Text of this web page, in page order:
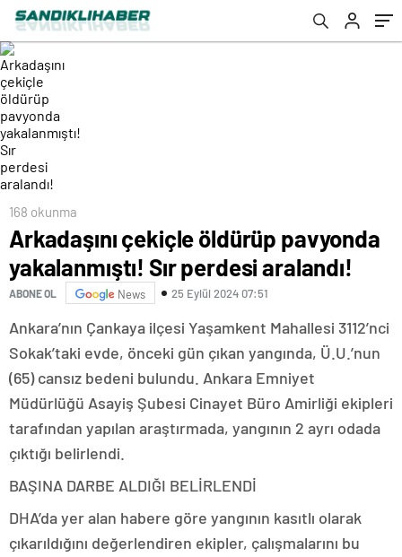
168 okunma
Arkadaşını çekiçle öldürüp pavyonda
yakalanmıştı! Sır perdesi aralandı!
ABONE OL News 25 Eylül 2024 07:51
Ankara’nın Çankaya ilçesi Yaşamkent Mahallesi 3112’nci
Sokak’taki evde, önceki gün çıkan yangında, Ü.U.’nun
(65) cansız bedeni bulundu. Ankara Emniyet
Müdürlüğü Asayiş Şubesi Cinayet Büro Amirliği ekipleri
tarafından yapılan araştırmada, yangının 2 ayrı odada
çıktığı belirlendi.
BAŞINA DARBE ALDIĞI BELİRLENDİ
DHA’da yer alan habere göre yangının kasıtlı olarak
çıkarıldığını değerlendiren ekipler, çalışmalarını bu